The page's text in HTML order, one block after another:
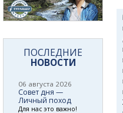
ПОСЛЕДНИЕ
НОВОСТИ
06 августа 2026
Совет дня —
Личный поход
Для нас это важно!